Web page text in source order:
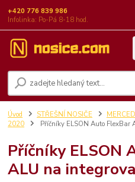
+420 776 839 986
Infolinka: Po-Pá 8-18 hod.
Úvod STŘEŠNÍ NOSIČE
2020
Příčníky ELSON Auto FlexBar
Příčníky ELSON
ALU na